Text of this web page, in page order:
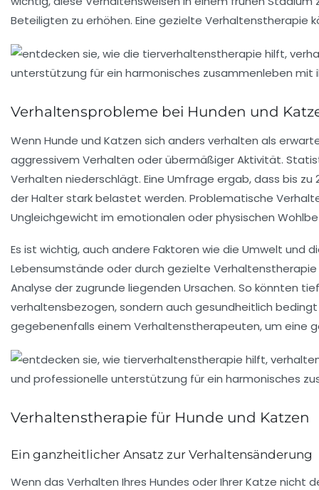
Beteiligten zu erhöhen. Eine gezielte Verhaltenstherapie
Verhaltensprobleme bei Hunden und
Wenn Hunde und Katzen sich anders verhalten als
aggressivem Verhalten oder übermäßiger Aktivität.
Verhalten niederschlägt. Eine Umfrage ergab, dass bis
der Halter stark belastet werden. Problematische
Ungleichgewicht im emotionalen oder physischen
Es ist wichtig, auch andere Faktoren wie die Umwelt und
Lebensumstände oder durch gezielte Verhaltenstherapie
Analyse der zugrunde liegenden Ursachen. So könnten
verhaltensbezogen, sondern auch gesundheitlich
gegebenenfalls einem Verhaltenstherapeuten, um eine
Verhaltenstherapie für Hunde und Katzen
Ein ganzheitlicher Ansatz zur Verhaltensänderung
Wenn das Verhalten Ihres Hundes oder Ihrer Katze nicht